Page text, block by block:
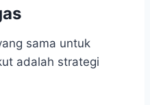
sama untuk
adalah strategi